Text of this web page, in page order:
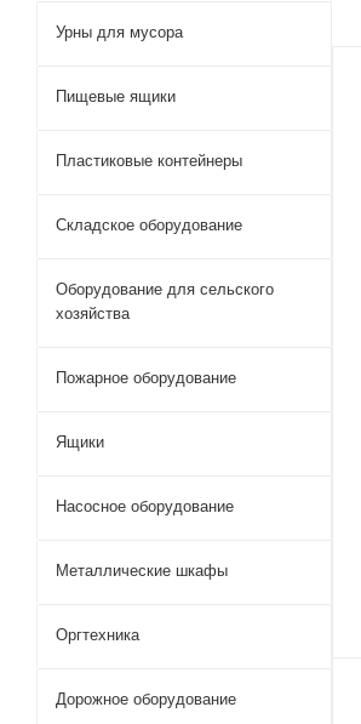
Урны для мусора
Пищевые ящики
Пластиковые контейнеры
Складское оборудование
Оборудование для сельского
хозяйства
Пожарное оборудование
Ящики
Насосное оборудование
Металлические шкафы
Оргтехника
Дорожное оборудование